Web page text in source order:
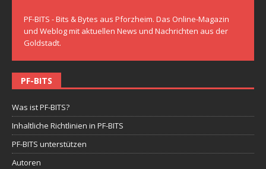
PF-BITS - Bits & Bytes aus Pforzheim. Das Online-Magazin
und Weblog mit aktuellen News und Nachrichten aus der
Goldstadt.
PF-BITS
Was ist PF-BITS?
Inhaltliche Richtlinien in PF-BITS
PF-BITS unterstützen
Autoren